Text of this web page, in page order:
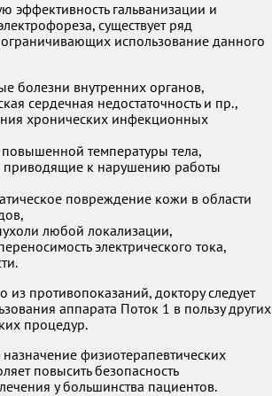
эффективность гальванизации и
существует ряд
использование данного
болезни внутренних органов,
сердечная недостаточность и пр.,
хронических инфекционных
температуры тела,
приводящие к нарушению работы
повреждение кожи в области
любой локализации,
электрического тока,
противопоказаний, доктору следует
аппарата Поток 1 в пользу других
процедур.
физиотерапевтических
повысить безопасность
у большинства пациентов.